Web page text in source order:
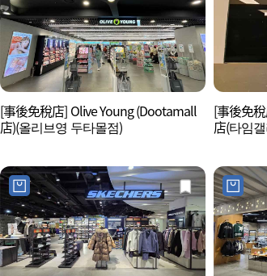
[事後免稅店] Olive Young (Dootamall
店)(올리브영 두타몰점)
[事後免
店(타임